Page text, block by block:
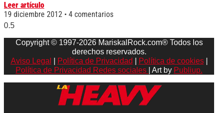
Leer artículo
19 diciembre 2012
4 comentarios
Copyright © 1997-2026 MariskalRock.com® Todos los
derechos reservados.
Aviso Legal
Política de Privacidad Política de cookies|
Política de Privacidad Redes sociales
| Art by Publiup.